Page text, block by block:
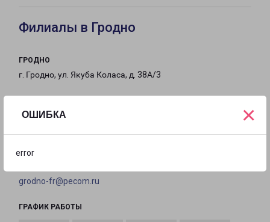
ОШИБКА
error
×
Филиалы в Гродно
ГРОДНО
г. Гродно, ул. Якуба Коласа, д. 38А/3
grodno-fr@pecom.ru
ГРАФИК РАБОТЫ